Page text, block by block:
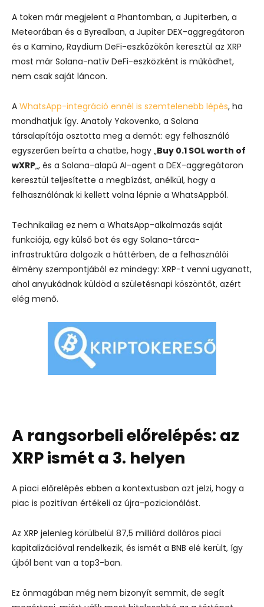
A token már megjelent a Phantomban, a Jupiterben, a
Meteorában és a Byrealban, a Jupiter DEX-aggregátoron
és a Kamino, Raydium DeFi-eszközökön keresztül az XRP
most már Solana-natív DeFi-eszközként is működhet,
nem csak saját láncon.
A WhatsApp-integráció ennél is szemtelenebb lépés, ha
mondhatjuk így. Anatoly Yakovenko, a Solana
társalapítója osztotta meg a demót: egy felhasználó
egyszerűen beírta a chatbe, hogy „Buy 0.1 SOL worth of
wXRP„, és a Solana-alapú AI-agent a DEX-aggregátoron
keresztül teljesítette a megbízást, anélkül, hogy a
felhasználónak ki kellett volna lépnie a WhatsAppból.
Technikailag ez nem a WhatsApp-alkalmazás saját
funkciója, egy külső bot és egy Solana-tárca-
infrastruktúra dolgozik a háttérben, de a felhasználói
élmény szempontjából ez mindegy: XRP-t venni ugyanott,
ahol anyukádnak küldöd a születésnapi köszöntőt, azért
elég menő.
A rangsorbeli előrelépés: az
XRP ismét a 3. helyen
A piaci előrelépés ebben a kontextusban azt jelzi, hogy a
piac is pozitívan értékeli az újra-pozicionálást.
Az XRP jelenleg körülbelül 87,5 milliárd dolláros piaci
kapitalizációval rendelkezik, és ismét a BNB elé került, így
újból bent van a top3-ban.
Ez önmagában még nem bizonyít semmit, de segít